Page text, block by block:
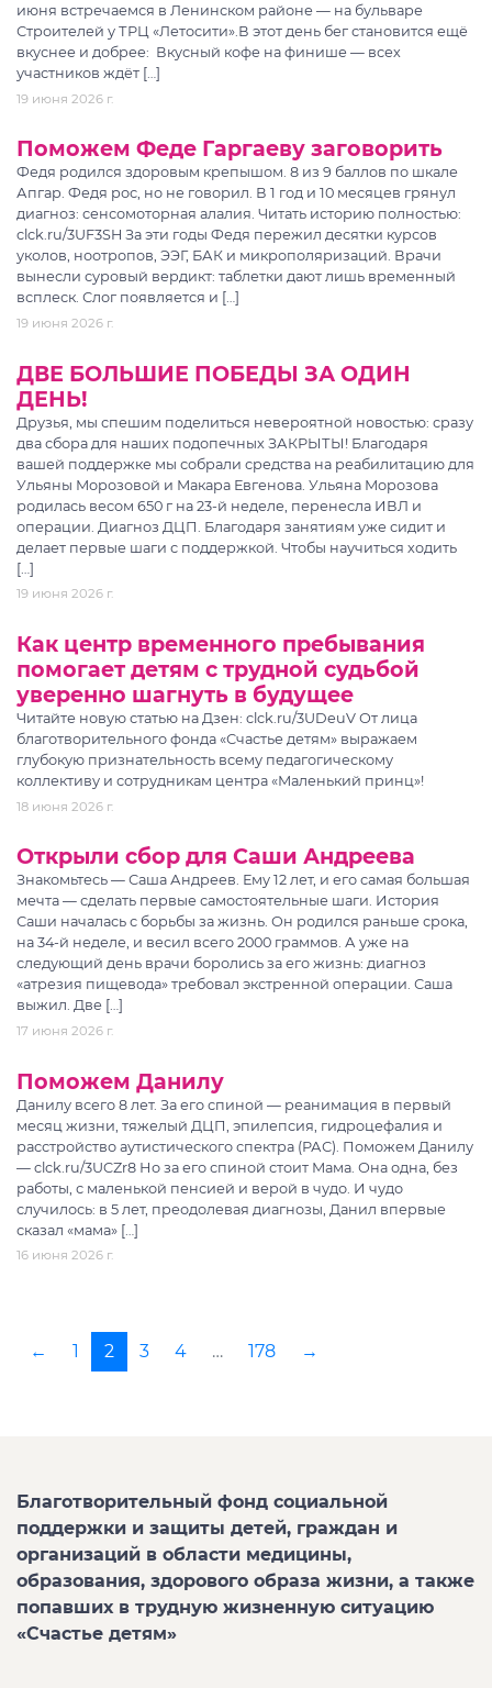
июня встречаемся в Ленинском районе — на бульваре
Строителей у ТРЦ «Летосити».В этот день бег становится ещё
вкуснее и добрее: ️ Вкусный кофе на финише — всех
участников ждёт […]
19 июня 2026 г.
Поможем Феде Гаргаеву заговорить
Федя родился здоровым крепышом. 8 из 9 баллов по шкале
Апгар. Федя рос, но не говорил. В 1 год и 10 месяцев грянул
диагноз: сенсомоторная алалия. Читать историю полностью:
clck.ru/3UF3SH За эти годы Федя пережил десятки курсов
уколов, ноотропов, ЭЭГ, БАК и микрополяризаций. Врачи
вынесли суровый вердикт: таблетки дают лишь временный
всплеск. Слог появляется и […]
19 июня 2026 г.
ДВЕ БОЛЬШИЕ ПОБЕДЫ ЗА ОДИН
ДЕНЬ!
Друзья, мы спешим поделиться невероятной новостью: сразу
два сбора для наших подопечных ЗАКРЫТЫ! Благодаря
вашей поддержке мы собрали средства на реабилитацию для
Ульяны Морозовой и Макара Евгенова. Ульяна Морозова
родилась весом 650 г на 23-й неделе, перенесла ИВЛ и
операции. Диагноз ДЦП. Благодаря занятиям уже сидит и
делает первые шаги с поддержкой. Чтобы научиться ходить
[…]
19 июня 2026 г.
Как центр временного пребывания
помогает детям с трудной судьбой
уверенно шагнуть в будущее
Читайте новую статью на Дзен: clck.ru/3UDeuV От лица
благотворительного фонда «Счастье детям» выражаем
глубокую признательность всему педагогическому
коллективу и сотрудникам центра «Маленький принц»!
18 июня 2026 г.
Открыли сбор для Саши Андреева
Знакомьтесь — Саша Андреев. Ему 12 лет, и его самая большая
мечта — сделать первые самостоятельные шаги. История
Саши началась с борьбы за жизнь. Он родился раньше срока,
на 34-й неделе, и весил всего 2000 граммов. А уже на
следующий день врачи боролись за его жизнь: диагноз
«атрезия пищевода» требовал экстренной операции. Саша
выжил. Две […]
17 июня 2026 г.
Поможем Данилу
Данилу всего 8 лет. За его спиной — реанимация в первый
месяц жизни, тяжелый ДЦП, эпилепсия, гидроцефалия и
расстройство аутистического спектра (РАС). Поможем Данилу
— clck.ru/3UCZr8 Но за его спиной стоит Мама. Она одна, без
работы, с маленькой пенсией и верой в чудо. И чудо
случилось: в 5 лет, преодолевая диагнозы, Данил впервые
сказал «мама» […]
16 июня 2026 г.
← 1 2 3 4 … 178 →
Благотворительный фонд социальной
поддержки и защиты детей, граждан и
организаций в области медицины,
образования, здорового образа жизни, а также
попавших в трудную жизненную ситуацию
«Счастье детям»